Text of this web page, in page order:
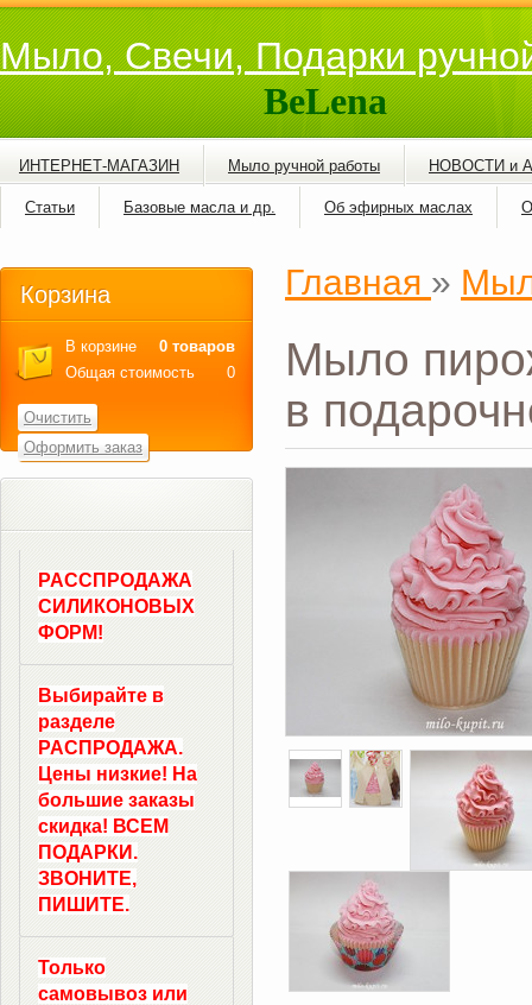
Мыло, Свечи, Подарки
BeLena
ИНТЕРНЕТ-МАГАЗИН Мыло ручной работы НОВОСТИ и
Статьи Базовые масла и др. Об эфирных маслах
Главная »
Мыло
в
Корзина
В корзине
0 товаров
Общая стоимость
0
Очистить
Оформить заказ
РАССПРОДАЖА
СИЛИКОНОВЫХ
ФОРМ!
Выбирайте в
разделе
РАСПРОДАЖА.
Цены низкие! На
большие заказы
скидка! ВСЕМ
ПОДАРКИ.
ЗВОНИТЕ,
ПИШИТЕ.
Только
самовывоз или